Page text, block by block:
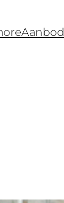
Aanbod